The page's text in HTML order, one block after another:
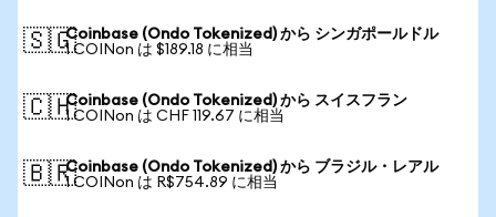
🇸🇬Coinbase (Ondo Tokenized) から シンガポールドル
1 COINon は $189.18 に相当
🇨🇭Coinbase (Ondo Tokenized) から スイスフラン
1 COINon は CHF 119.67 に相当
🇧🇷Coinbase (Ondo Tokenized) から ブラジル・レアル
1 COINon は R$754.89 に相当